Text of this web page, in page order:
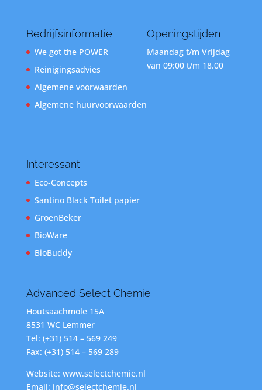
Bedrijfsinformatie
We got the POWER
Reinigingsadvies
Algemene voorwaarden
Algemene huurvoorwaarden
Openingstijden
Maandag t/m Vrijdag
van 09:00 t/m 18.00
Interessant
Eco-Concepts
Santino Black Toilet papier
GroenBeker
BioWare
BioBuddy
Advanced Select Chemie
Houtsaachmole 15A
8531 WC Lemmer
Tel: (+31) 514 – 569 249
Fax: (+31) 514 – 569 289
Website: www.selectchemie.nl
Email: info@selectchemie.nl